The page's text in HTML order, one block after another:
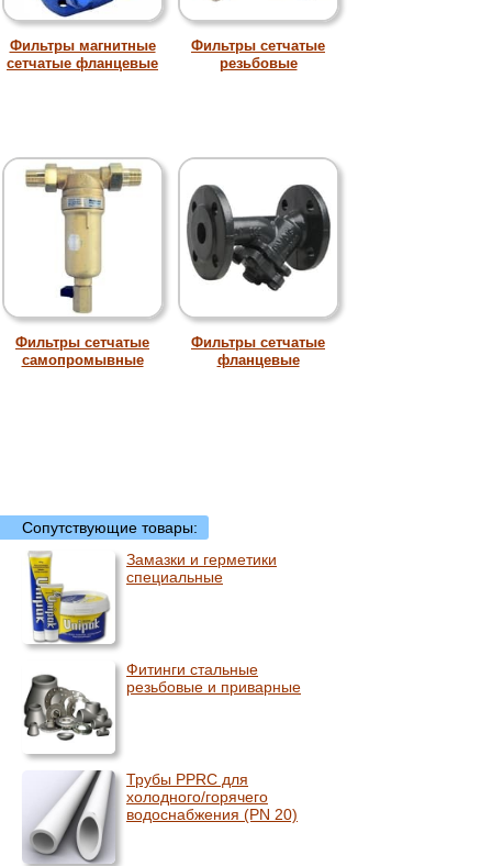
Фильтры магнитные
сетчатые фланцевые
Фильтры сетчатые
резьбовые
Фильтры сетчатые
самопромывные
Фильтры сетчатые
фланцевые
Сопутствующие товары:
Замазки и герметики
специальные
Фитинги стальные
резьбовые и приварные
Трубы PPRC для
холодного/горячего
водоснабжения (PN 20)